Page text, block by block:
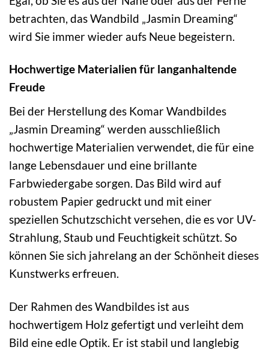
betrachten, das Wandbild „Jasmin Dreaming“
wird Sie immer wieder aufs Neue begeistern.
Hochwertige Materialien für langanhaltende
Freude
Bei der Herstellung des Komar Wandbildes
„Jasmin Dreaming“ werden ausschließlich
hochwertige Materialien verwendet, die für eine
lange Lebensdauer und eine brillante
Farbwiedergabe sorgen. Das Bild wird auf
robustem Papier gedruckt und mit einer
speziellen Schutzschicht versehen, die es vor UV-
Strahlung, Staub und Feuchtigkeit schützt. So
können Sie sich jahrelang an der Schönheit dieses
Kunstwerks erfreuen.
Der Rahmen des Wandbildes ist aus
hochwertigem Holz gefertigt und verleiht dem
Bild eine edle Optik. Er ist stabil und langlebig